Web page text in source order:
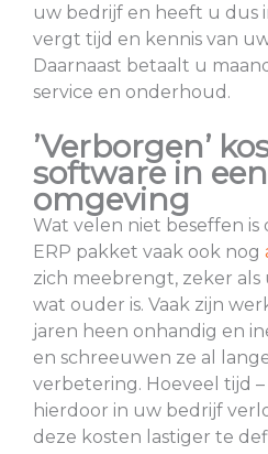
uw bedrijf en heeft u dus
vergt tijd en kennis van
Daarnaast betaalt u
service en onderhoud.
’Verborgen’
software in
omgeving
Wat velen niet beseffen is
ERP pakket vaak ook nog
zich meebrengt, zeker als
wat ouder is. Vaak zijn
jaren heen onhandig en
en schreeuwen ze al
verbetering. Hoeveel tijd
hierdoor in uw bedrijf
deze kosten lastiger te